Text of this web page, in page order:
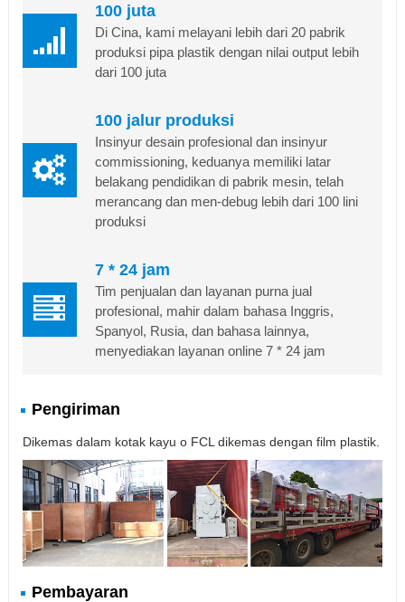
100 juta
Di Cina, kami melayani lebih dari 20 pabrik
produksi pipa plastik dengan nilai output lebih
dari 100 juta
100 jalur produksi
Insinyur desain profesional dan insinyur
commissioning, keduanya memiliki latar
belakang pendidikan di pabrik mesin, telah
merancang dan men-debug lebih dari 100 lini
produksi
7 * 24 jam
Tim penjualan dan layanan purna jual
profesional, mahir dalam bahasa Inggris,
Spanyol, Rusia, dan bahasa lainnya,
menyediakan layanan online 7 * 24 jam
Pengiriman
Dikemas dalam kotak kayu o FCL dikemas dengan film plastik.
Pembayaran